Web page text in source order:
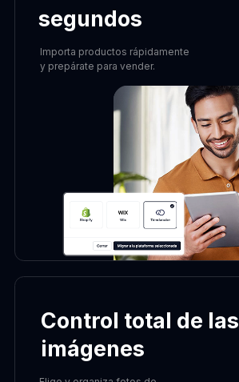
segundos
Importa productos rápidamente
y prepárate para vender.
Control total de las
imágenes